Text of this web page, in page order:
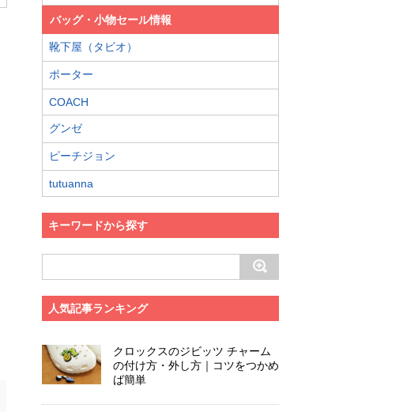
バッグ・小物セール情報
靴下屋（タビオ）
ポーター
COACH
グンゼ
ピーチジョン
tutuanna
キーワードから探す
人気記事ランキング
クロックスのジビッツ チャーム
の付け方・外し方｜コツをつかめ
ば簡単